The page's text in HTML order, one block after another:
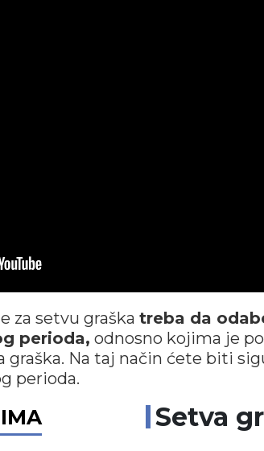
za setvu graška treba da
perioda, odnosno kojima je
graška. Na taj način ćete biti
perioda.
Setva